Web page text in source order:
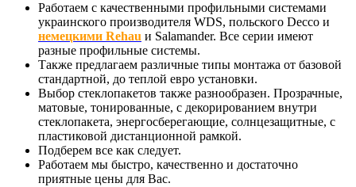
Работаем с качественными профильными системами
украинского производителя WDS, польского Decco и
немецкими Rehau и Salamander. Все серии имеют
разные профильные системы.
Также предлагаем различные типы монтажа от базовой
стандартной, до теплой евро установки.
Выбор стеклопакетов также разнообразен. Прозрачные,
матовые, тонированные, с декорированием внутри
стеклопакета, энергосберегающие, солнцезащитные, с
пластиковой дистанционной рамкой.
Подберем все как следует.
Работаем мы быстро, качественно и достаточно
приятные цены для Вас.